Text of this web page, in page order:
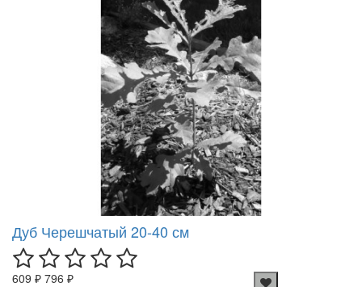
Дуб Черешчатый 20-40 см
609 ₽ 796 ₽